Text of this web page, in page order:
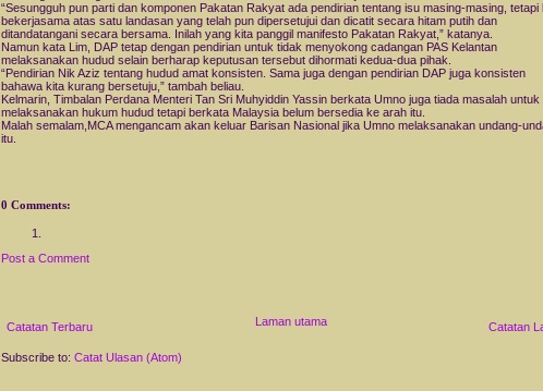
“Sesungguh pun parti dan komponen Pakatan Rakyat ada pendirian tentang isu masing-masing, tetapi
bekerjasama atas satu landasan yang telah pun dipersetujui dan dicatit secara hitam putih dan
ditandatangani secara bersama. Inilah yang kita panggil manifesto Pakatan Rakyat,” katanya.
Namun kata Lim, DAP tetap dengan pendirian untuk tidak menyokong cadangan PAS Kelantan
melaksanakan hudud selain berharap keputusan tersebut dihormati kedua-dua pihak.
“Pendirian Nik Aziz tentang hudud amat konsisten. Sama juga dengan pendirian DAP juga konsisten
bahawa kita kurang bersetuju,” tambah beliau.
Kelmarin, Timbalan Perdana Menteri Tan Sri Muhyiddin Yassin berkata Umno juga tiada masalah untuk
melaksanakan hukum hudud tetapi berkata Malaysia belum bersedia ke arah itu.
Malah semalam,MCA mengancam akan keluar Barisan Nasional jika Umno melaksanakan undang-
itu.
0 Comments:
Post a Comment
Catatan Terbaru Catatan
Laman utama
Subscribe to: Catat Ulasan (Atom)